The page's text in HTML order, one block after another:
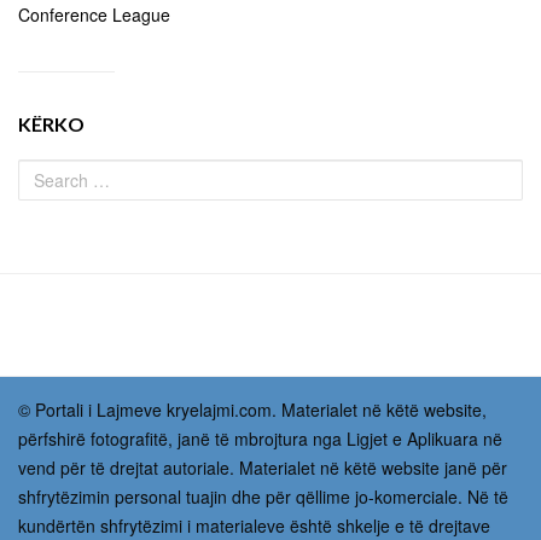
Conference League
KËRKO
© Portali i Lajmeve kryelajmi.com. Materialet në këtë website,
përfshirë fotografitë, janë të mbrojtura nga Ligjet e Aplikuara në
vend për të drejtat autoriale. Materialet në këtë website janë për
shfrytëzimin personal tuajin dhe për qëllime jo-komerciale. Në të
kundërtën shfrytëzimi i materialeve është shkelje e të drejtave